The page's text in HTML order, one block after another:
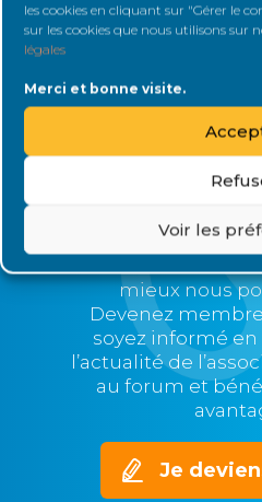
les cookies en cliquant sur "Gérer le
sur les cookies que nous utilisons sur
légales
Merci et bonne visite.
Voir les
plus nous serons
mieux nous
Devenez
soyez informé
l’actualité de
au forum et
Je